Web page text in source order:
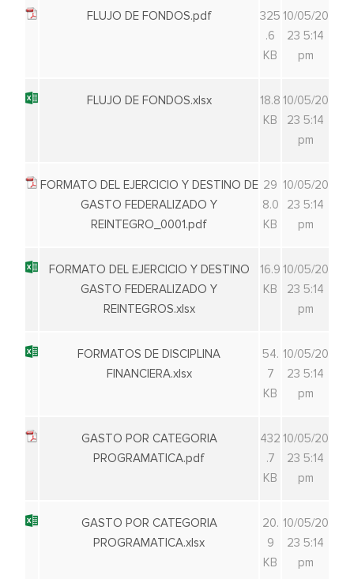
FLUJO DE FONDOS.pdf
325
.6
KB
10/05/20
23 5:14
pm
FLUJO DE FONDOS.xlsx
18.8
KB
10/05/20
23 5:14
pm
FORMATO DEL EJERCICIO Y DESTINO DE
GASTO FEDERALIZADO Y
REINTEGRO_0001.pdf
29
8.0
KB
10/05/20
23 5:14
pm
FORMATO DEL EJERCICIO Y DESTINO
GASTO FEDERALIZADO Y
REINTEGROS.xlsx
16.9
KB
10/05/20
23 5:14
pm
FORMATOS DE DISCIPLINA
FINANCIERA.xlsx
54.
7
KB
10/05/20
23 5:14
pm
GASTO POR CATEGORIA
PROGRAMATICA.pdf
432
.7
KB
10/05/20
23 5:14
pm
GASTO POR CATEGORIA
PROGRAMATICA.xlsx
20.
9
KB
10/05/20
23 5:14
pm